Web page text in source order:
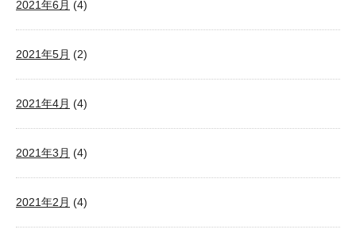
2021年6月 (4)
2021年5月 (2)
2021年4月 (4)
2021年3月 (4)
2021年2月 (4)